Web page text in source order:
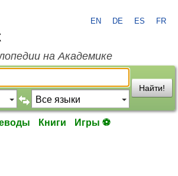
EN DE ES FR
на Академике
Найти!
Книги Игры ⚽